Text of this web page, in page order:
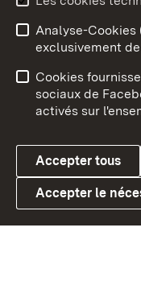
Link zum
Conseils d'utilisation
Cookies
Analyse-Cookies
exclusivement
Cookies
sociaux de
activés sur
Accepter tous
Accepter le